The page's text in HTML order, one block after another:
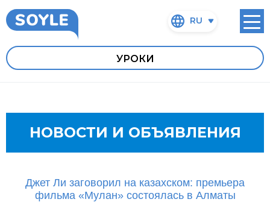
RU
УРОКИ
НОВОСТИ И ОБЪЯВЛЕНИЯ
Джет Ли заговорил на казахском: премьера
фильма «Мулан» состоялась в Алматы